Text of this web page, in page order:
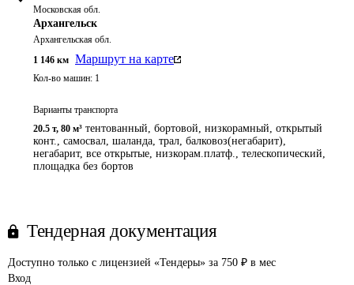
Московская обл.
Архангельск
Архангельская обл.
1 146 км Маршрут на карте
Кол-во машин: 1
Варианты транспорта
20.5 т, 80 м³ тентованный, бортовой, низкорамный, открытый
конт., самосвал, шаланда, трал, балковоз(негабарит),
негабарит, все открытые, низкорам.платф., телескопический,
площадка без бортов
Тендерная документация
Доступно только с лицензией «Тендеры» за 750 ₽ в мес
Вход